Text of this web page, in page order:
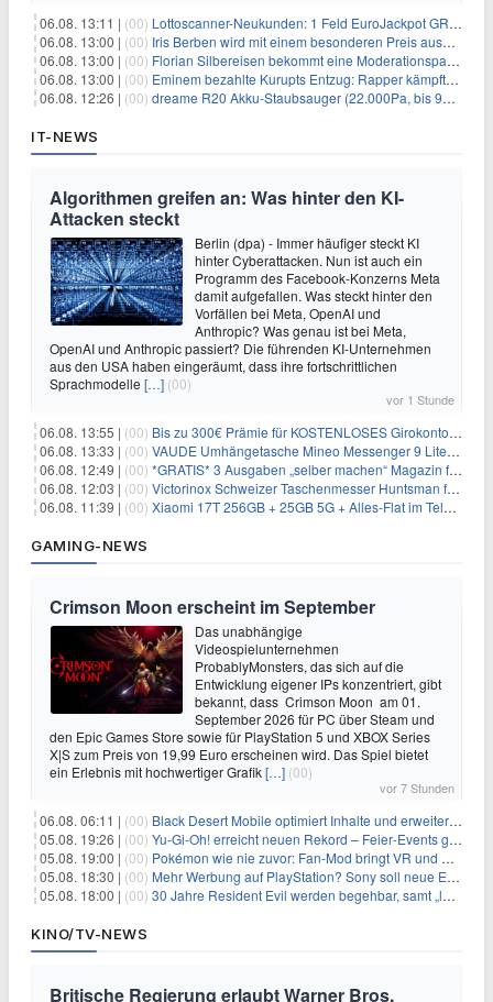
06.08. 13:11 | (00) Lottoscanner-Neukunden: 1 Feld EuroJackpot GRATIS spielen
06.08. 13:00 | (00) Iris Berben wird mit einem besonderen Preis ausgezeichnet
06.08. 13:00 | (00) Florian Silbereisen bekommt eine Moderationspartnerin
06.08. 13:00 | (00) Eminem bezahlte Kurupts Entzug: Rapper kämpfte gegen lebensbedrohliche Alkoholsucht
06.08. 12:26 | (00) dreame R20 Akku-Staubsauger (22.000Pa, bis 90 Min. Laufzeit) für 169€
IT-NEWS
Algorithmen greifen an: Was hinter den KI-
Attacken steckt
Berlin (dpa) - Immer häufiger steckt KI
hinter Cyberattacken. Nun ist auch ein
Programm des Facebook-Konzerns Meta
damit aufgefallen. Was steckt hinter den
Vorfällen bei Meta, OpenAI und
Anthropic? Was genau ist bei Meta,
OpenAI und Anthropic passiert? Die führenden KI-Unternehmen
aus den USA haben eingeräumt, dass ihre fortschrittlichen
Sprachmodelle […] (00)
vor 1 Stunde
06.08. 13:55 | (00) Bis zu 300€ Prämie für KOSTENLOSES Girokonto bei der Santander – 50€ schon nach 1 Woche!
06.08. 13:33 | (00) VAUDE Umhängetasche Mineo Messenger 9 Liter für 26,89€
06.08. 12:49 | (00) *GRATIS* 3 Ausgaben „selber machen“ Magazin für 0€ (statt 13,35€)
06.08. 12:03 | (00) Victorinox Schweizer Taschenmesser Huntsman für 32,99€
06.08. 11:39 | (00) Xiaomi 17T 256GB + 25GB 5G + Alles-Flat im Telekom-Netz für 9,99€/Monat
GAMING-NEWS
Crimson Moon erscheint im September
Das unabhängige
Videospielunternehmen
ProbablyMonsters, das sich auf die
Entwicklung eigener IPs konzentriert, gibt
bekannt, dass Crimson Moon am 01.
September 2026 für PC über Steam und
den Epic Games Store sowie für PlayStation 5 und XBOX Series
X|S zum Preis von 19,99 Euro erscheinen wird. Das Spiel bietet
ein Erlebnis mit hochwertiger Grafik[…] (00)
vor 7 Stunden
06.08. 06:11 | (00) Black Desert Mobile optimiert Inhalte und erweitert Treasure Access
05.08. 19:26 | (00) Yu‑Gi‑Oh! erreicht neuen Rekord – Feier‑Events gestartet
05.08. 19:00 | (00) Pokémon wie nie zuvor: Fan-Mod bringt VR und Ego-Perspektive nach Kanto
05.08. 18:30 | (00) Mehr Werbung auf PlayStation? Sony soll neue Einnahmequellen prüfen
05.08. 18:00 | (00) 30 Jahre Resident Evil werden begehbar, samt „lebensgroßem Leon“
KINO/TV-NEWS
Britische Regierung erlaubt Warner Bros.